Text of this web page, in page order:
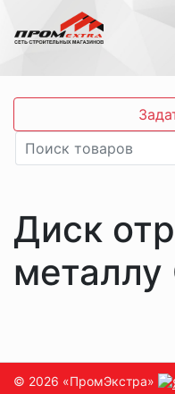
Диск
© 2026 «ПромЭкстра»